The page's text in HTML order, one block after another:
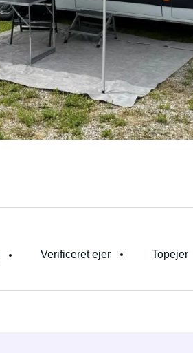
Verificeret ejer Topejer